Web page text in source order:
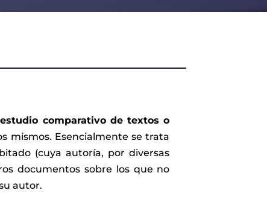
comparativo de textos o
mismos. Esencialmente se trata
(cuya autoría, por diversas
documentos sobre los que no
autor.